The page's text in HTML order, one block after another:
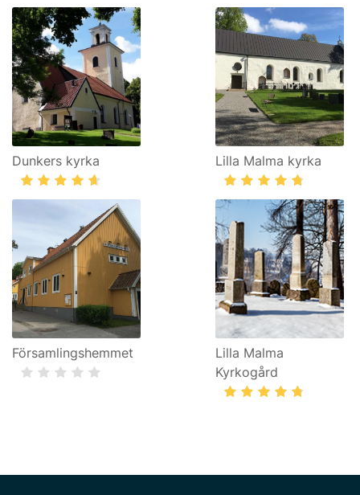
Dunkers kyrka Lilla Malma kyrka
Församlingshemmet
Lilla Malma
Kyrkogård